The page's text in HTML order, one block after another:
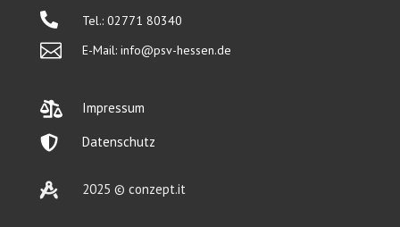
 Tel.: 02771 80340
 E-Mail: info@psv-hessen.de
 Impressum
 Datenschutz
 2025 © conzept.it